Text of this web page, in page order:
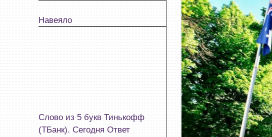
Навеяло
Слово из 5 букв Тинькофф
(ТБанк). Сегодня Ответ